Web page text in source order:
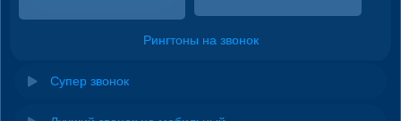
Рингтоны на звонок
Супер звонок